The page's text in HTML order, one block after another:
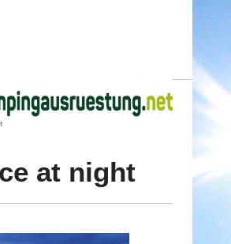
/ GRIECHISCHE HOCHZEIT
at night